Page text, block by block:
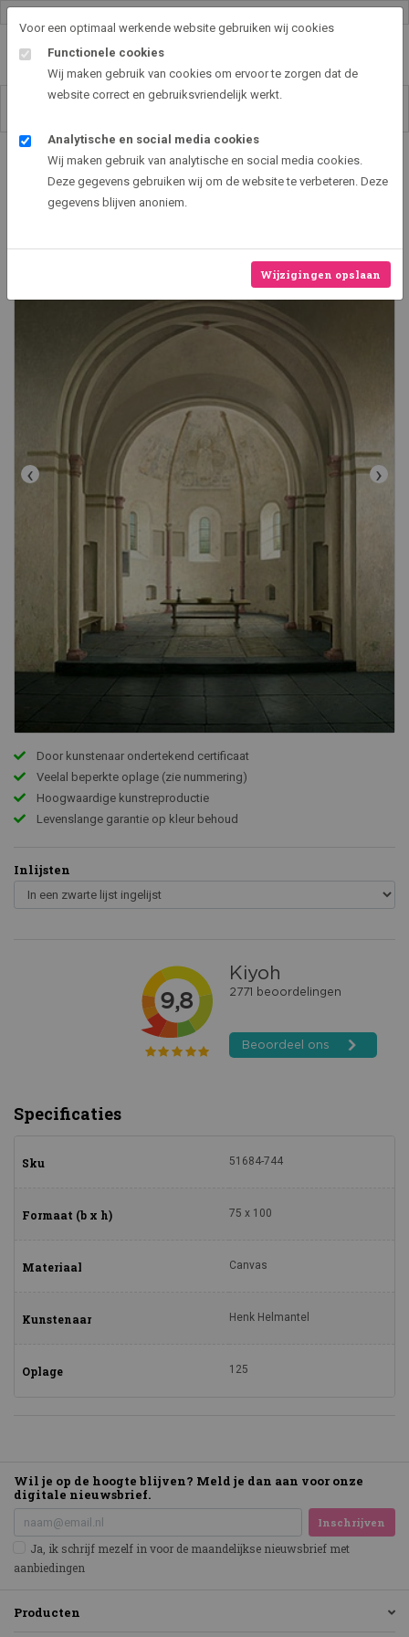
Voor een optimaal werkende website gebruiken wij cookies
Functionele cookies
Wij maken gebruik van cookies om ervoor te zorgen dat de
website correct en gebruiksvriendelijk werkt.
Analytische en social media cookies
Wij maken gebruik van analytische en social media cookies.
Deze gegevens gebruiken wij om de website te verbeteren. Deze
gegevens blijven anoniem.
Wijzigingen opslaan
Art2EXPO GallerySHOP - de leukste kunst cadeau ideeën
De absis van de romaanse kerk in
Bozum
‹ ›
Door kunstenaar ondertekend certificaat
Veelal beperkte oplage (zie nummering)
Hoogwaardige kunstreproductie
Levenslange garantie op kleur behoud
Inlijsten
Specificaties
Sku 51684-744
Formaat (b x h) 75 x 100
Materiaal Canvas
Kunstenaar Henk Helmantel
Oplage 125
Wil je op de hoogte blijven? Meld je dan aan voor onze
digitale nieuwsbrief.
Inschrijven
Ja, ik schrijf mezelf in voor de maandelijkse nieuwsbrief met
aanbiedingen
Producten